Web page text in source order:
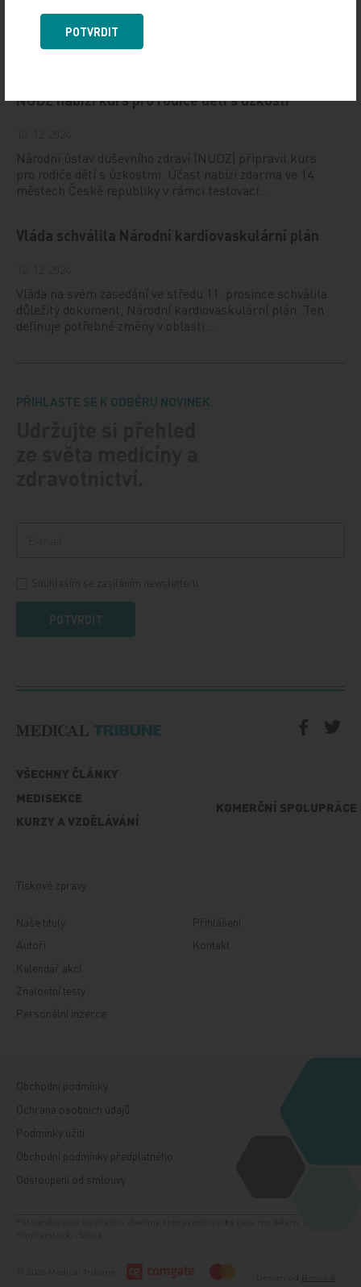
Dnešní Poradna přináší přehled o tom, jak funguje
ePoukaz, kde ho lze uplatnit a jaké možnosti má lékař
při jeho předání pacientovi. Představí mimo…
NUDZ nabízí kurs pro rodiče dětí s úzkostí
Národní ústav duševního zdraví (NUDZ) připravil kurs
pro rodiče dětí s úzkostmi. Účast nabízí zdarma ve 14
městech České republiky v rámci testovací…
Vláda schválila Národní kardiovaskulární plán
Vláda na svém zasedání ve středu 11. prosince schválila
důležitý dokument, Národní kardiovaskulární plán. Ten
definuje potřebné změny v oblasti…
PŘIHLASTE SE K ODBĚRU NOVINEK.
POTVRDIT
VŠECHNY ČLÁNKY
MEDISEKCE
KURZY A VZDĚLÁVÁNÍ
KOMERČNÍ SPOLUPRÁCE
Tiskové zprávy
Naše tituly
Autoři
Kalendář akcí
Znalostní testy
Personální inzerce
Přihlášení
Kontakt
Obchodní podmínky
Ochrana osobních údajů
Podmínky užití
Obchodní podmínky předplatného
Odstoupení od smlouvy
POTVRDIT